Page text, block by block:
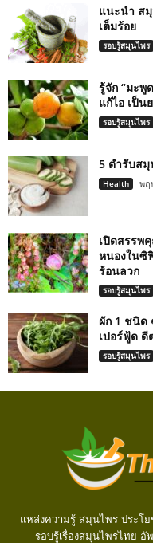
แนะนำ ส
เต็มร้อย
รอบรู้สมุนไพร
รู้จัก “มะพู
แก้ไอ เป็น
รอบรู้สมุนไพร
5 ตำรับสมุ
Health พฤ
เปิดสรรพ
หนองในซิ
ร้อนลวก
รอบรู้สมุนไพร
ผัก 1 ชนิด
เปอร์ฟู้ด ดี
รอบรู้สมุนไพร
แหล่งความรู้ สมุนไพร ประโ
รอบรู้เรื่องสมุนไพรไทย อั